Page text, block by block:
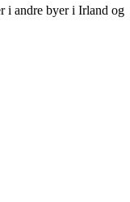
i andre byer i Irland og